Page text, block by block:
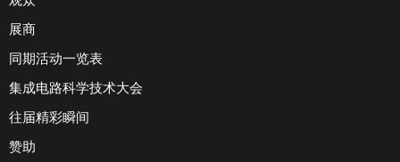
展商
同期活动一览表
集成电路科学技术大会
往届精彩瞬间
赞助